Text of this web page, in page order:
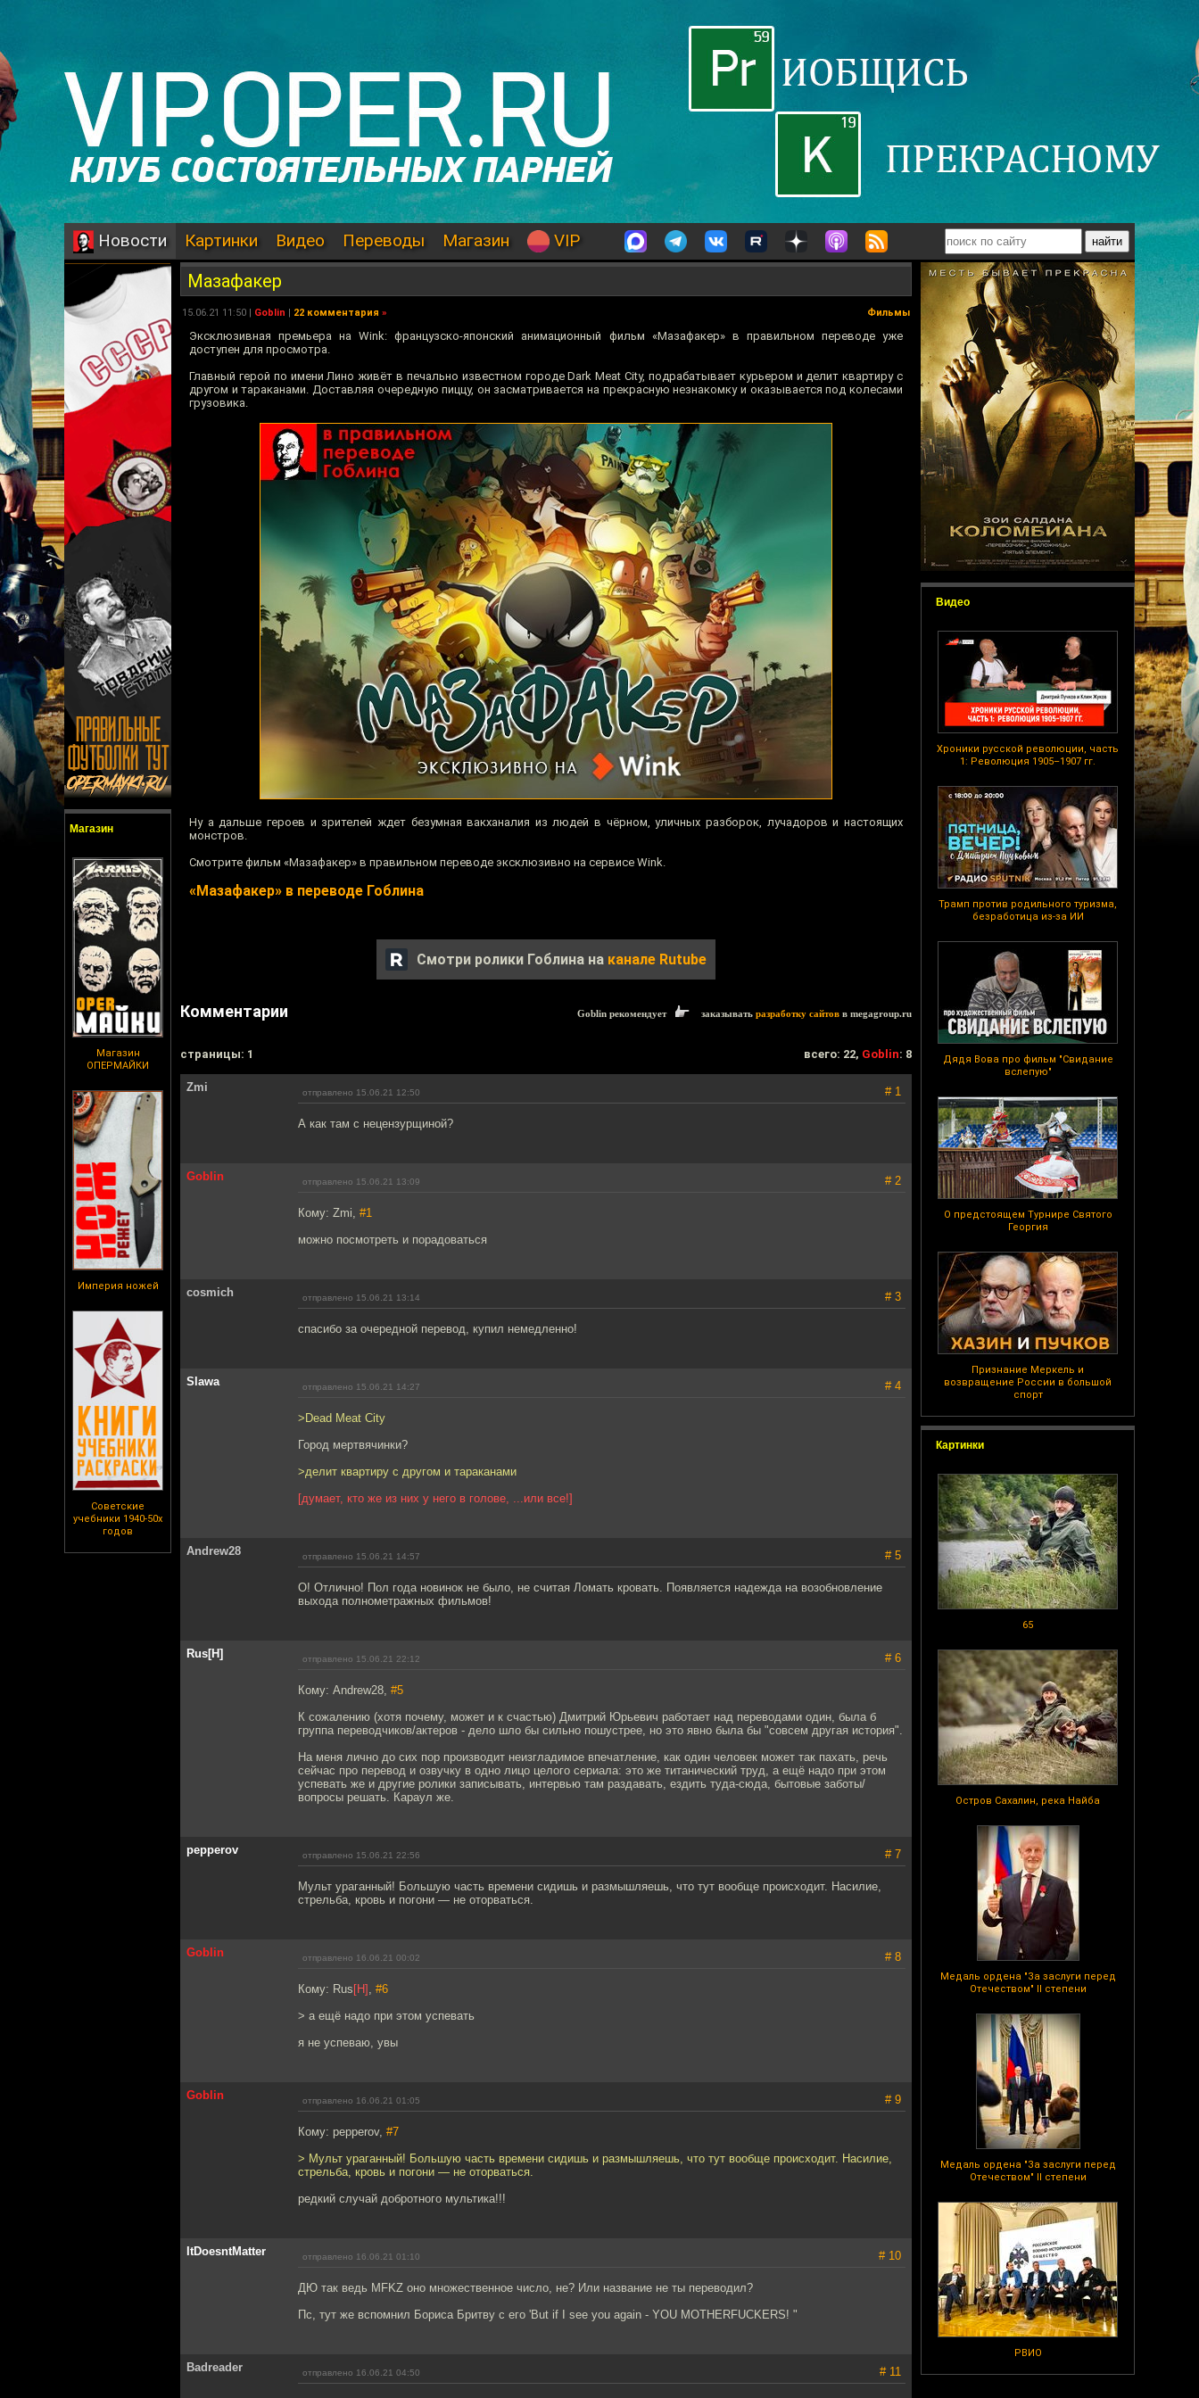
Новости Картинки Видео Переводы Магазин VIP
Магазин
Магазин
ОПЕРМАЙКИ
Империя ножей
Советские
учебники 1940-50х
годов
Видео
Хроники русской революции, часть
1: Революция 1905–1907 гг.
Трамп против родильного туризма,
безработица из-за ИИ
Дядя Вова про фильм "Свидание
вслепую"
О предстоящем Турнире Святого
Георгия
Признание Меркель и
возвращение России в большой
спорт
Картинки
65
Остров Сахалин, река Найба
Медаль ордена "За заслуги перед
Отечеством" II степени
Медаль ордена "За заслуги перед
Отечеством" II степени
РВИО
Мазафакер
15.06.21 11:50 | Goblin | 22 комментария » Фильмы
Эксклюзивная премьера на Wink: французско-японский анимационный фильм «Мазафакер» в правильном переводе уже
доступен для просмотра.
Главный герой по имени Лино живёт в печально известном городе Dark Meat City, подрабатывает курьером и делит квартиру с
другом и тараканами. Доставляя очередную пиццу, он засматривается на прекрасную незнакомку и оказывается под колесами
грузовика.
Ну а дальше героев и зрителей ждет безумная вакханалия из людей в чёрном, уличных разборок, лучадоров и настоящих
монстров.
Смотрите фильм «Мазафакер» в правильном переводе эксклюзивно на сервисе Wink.
«Мазафакер» в переводе Гоблина
Смотри ролики Гоблина на канале Rutube
Комментарии Goblin рекомендует заказывать разработку сайтов в megagroup.ru
cтраницы: 1 всего: 22, Goblin: 8
Zmi отправлено 15.06.21 12:50 # 1
А как там с нецензурщиной?
Goblin отправлено 15.06.21 13:09 # 2
Кому: Zmi, #1
можно посмотреть и порадоваться
cosmich отправлено 15.06.21 13:14 # 3
спасибо за очередной перевод, купил немедленно!
Slawa отправлено 15.06.21 14:27 # 4
>Dead Meat City
Город мертвячинки?
>делит квартиру с другом и тараканами
[думает, кто же из них у него в голове, ...или все!]
Andrew28 отправлено 15.06.21 14:57 # 5
О! Отлично! Пол года новинок не было, не считая Ломать кровать. Появляется надежда на возобновление
выхода полнометражных фильмов!
Rus[H] отправлено 15.06.21 22:12 # 6
Кому: Andrew28, #5
К сожалению (хотя почему, может и к счастью) Дмитрий Юрьевич работает над переводами один, была б
группа переводчиков/актеров - дело шло бы сильно пошустрее, но это явно была бы "совсем другая история".
На меня лично до сих пор производит неизгладимое впечатление, как один человек может так пахать, речь
сейчас про перевод и озвучку в одно лицо целого сериала: это же титанический труд, а ещё надо при этом
успевать же и другие ролики записывать, интервью там раздавать, ездить туда-сюда, бытовые заботы/
вопросы решать. Караул же.
pepperov отправлено 15.06.21 22:56 # 7
Мульт ураганный! Большую часть времени сидишь и размышляешь, что тут вообще происходит. Насилие,
стрельба, кровь и погони — не оторваться.
Goblin отправлено 16.06.21 00:02 # 8
Кому: Rus [H] , #6
> а ещё надо при этом успевать
я не успеваю, увы
Goblin отправлено 16.06.21 01:05 # 9
Кому: pepperov, #7
> Мульт ураганный! Большую часть времени сидишь и размышляешь, что тут вообще происходит. Насилие,
стрельба, кровь и погони — не оторваться.
редкий случай добротного мультика!!!
ItDoesntMatter отправлено 16.06.21 01:10 # 10
ДЮ так ведь MFKZ оно множественное число, не? Или название не ты переводил?
Пс, тут же вспомнил Бориса Бритву с его 'But if I see you again - YOU MOTHERFUCKERS! "
Badreader отправлено 16.06.21 04:50 # 11